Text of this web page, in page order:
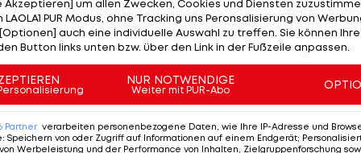
hier Trainer ist. Wir kennen uns noch von der
Und der Salzburger wollte den zentralen
lotsen.
hätte für Offenbacher keinen Sinn gemacht.
Kampfmannschaft war auf Dauer nicht tragbar.
Akzeptieren] um allen Zwecken, Cookies und Diensten
PUR Modus, ohne Tracking uns Peronsalisierung von
auch eine individuelle Auswahl zu treffen. Sie können
Button links unten bzw. über den Link in der Fußzeile anpassen.
NUR NOTWENDIGE
Weiter mit PUR-Abo
Partner verarbeiten personenbezogene Daten, wie Ihre IP-Adresse und
: Speichern von oder Zugriff auf Informationen auf einem Endgerät;
Werbeleistung und der Performance von Inhalten, Zielgruppenforschung